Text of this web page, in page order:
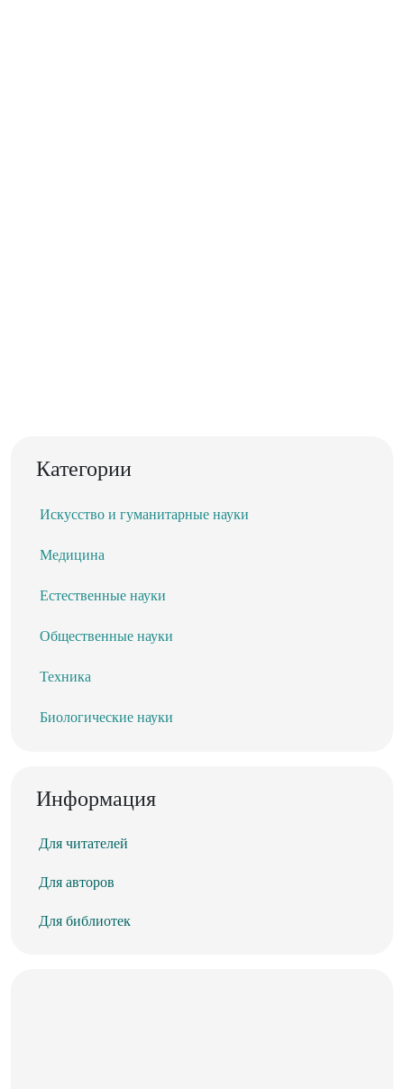
Категории
Искусство и гуманитарные науки
Медицина
Естественные науки
Общественные науки
Техника
Биологические науки
Информация
Для читателей
Для авторов
Для библиотек